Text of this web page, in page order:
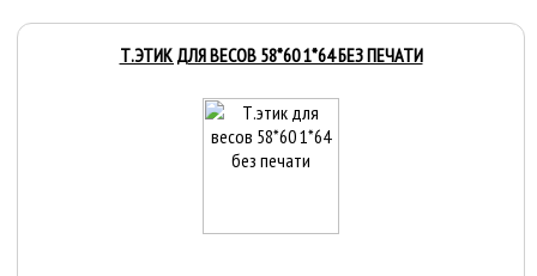
Т.ЭТИК ДЛЯ ВЕСОВ 58*60 1*64 БЕЗ ПЕЧАТИ